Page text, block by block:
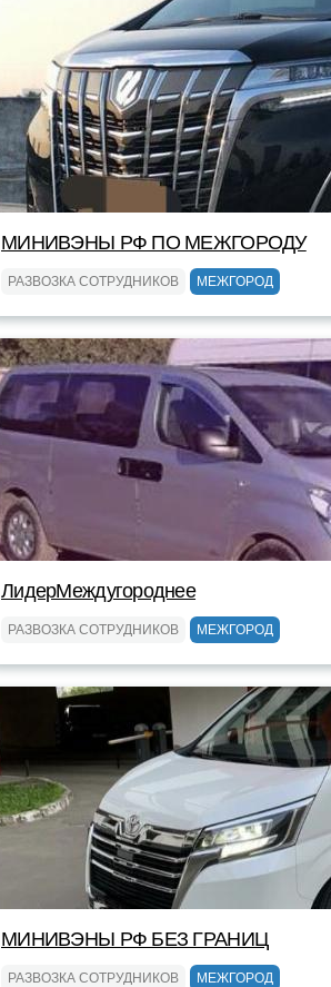
МИНИВЭНЫ РФ ПО МЕЖГОРОДУ
РАЗВОЗКА СОТРУДНИКОВ МЕЖГОРОД
ЛидерМеждугороднее
РАЗВОЗКА СОТРУДНИКОВ МЕЖГОРОД
МИНИВЭНЫ РФ БЕЗ ГРАНИЦ
РАЗВОЗКА СОТРУДНИКОВ МЕЖГОРОД